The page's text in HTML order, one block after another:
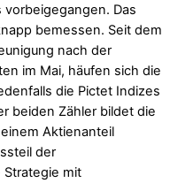
Das
bemessen. Seit dem
nach der
im Mai, häufen sich die
die Pictet Indizes
beiden Zähler bildet die
Aktienanteil
der
mit